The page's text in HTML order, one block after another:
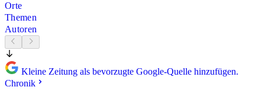
Orte
Themen
Autoren
Kleine Zeitung als bevorzugte Google-Quelle hinzufügen.
Chronik